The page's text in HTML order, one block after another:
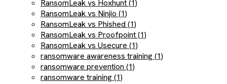
RansomLeak vs Hoxhunt (1)
RansomLeak vs Ninjio (1)
RansomLeak vs Phished (1)
RansomLeak vs Proofpoint (1)
RansomLeak vs Usecure (1)
ransomware awareness training (1)
ransomware prevention (1)
ransomware training (1)